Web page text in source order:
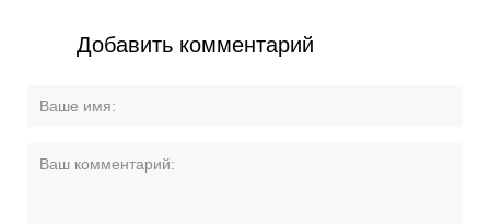
Добавить комментарий